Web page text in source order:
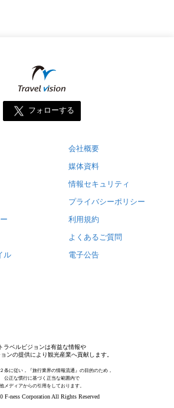
フォローする
ル
会社概要
媒体資料
情報セキュリティ
プライバシーポリシー
利用規約
よくあるご質問
電子公告
トラベルビジョンは有益な情報や
ンの提供により観光産業へ貢献します。
条に従い，『旅行業界の情報流通』の目的のため，
公正な慣行に基づく正当な範囲内で
他メディアからの引用をしております。
F-ness Corporation All Rights Reserved